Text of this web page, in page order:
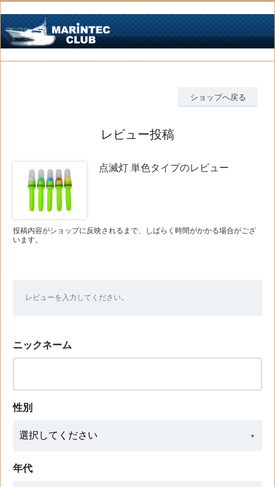
ショップへ戻る
レビュー投稿
点滅灯 単色タイプのレビュー
投稿内容がショップに反映されるまで、しばらく時間がかかる場合がござ
います。
レビューを入力してください。
ニックネーム
性別
年代